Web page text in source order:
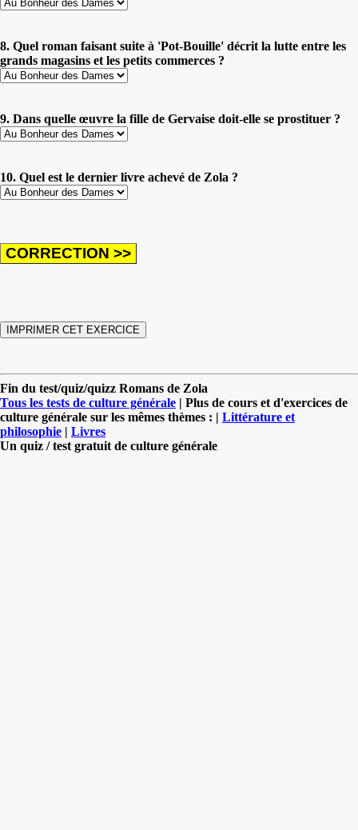
8. Quel roman faisant suite à 'Pot-Bouille' décrit la lutte entre les
grands magasins et les petits commerces ?
9. Dans quelle œuvre la fille de Gervaise doit-elle se prostituer ?
10. Quel est le dernier livre achevé de Zola ?
Fin du test/quiz/quizz Romans de Zola
Tous les tests de culture générale | Plus de cours et d'exercices de
culture générale sur les mêmes thèmes : | Littérature et
philosophie | Livres
Un quiz / test gratuit de culture générale